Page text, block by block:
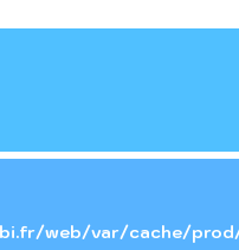
web/var/cache/